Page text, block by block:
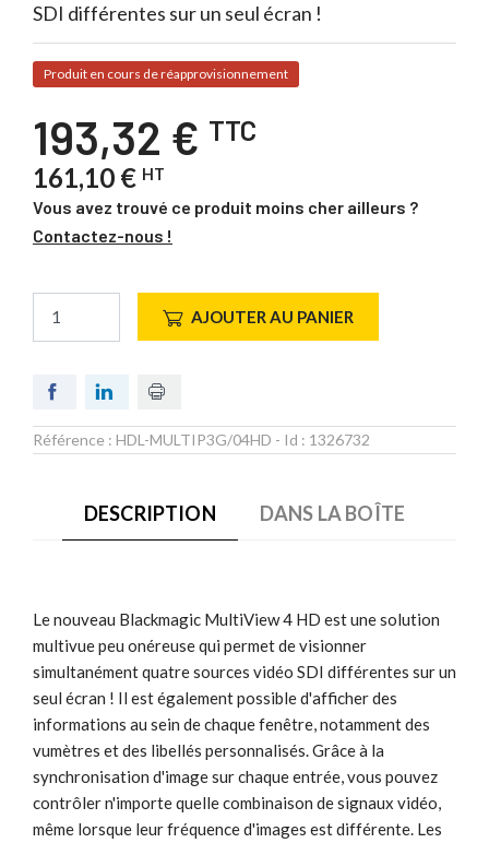
SDI différentes sur un seul écran !
Produit en cours de réapprovisionnement
193,32 € TTC
161,10 € HT
Vous avez trouvé ce produit moins cher ailleurs ?
Contactez-nous !
AJOUTER AU PANIER
Référence : HDL-MULTIP3G/04HD - Id : 1326732
DESCRIPTION DANS LA BOÎTE
Le nouveau Blackmagic MultiView 4 HD est une solution
multivue peu onéreuse qui permet de visionner
simultanément quatre sources vidéo SDI différentes sur un
seul écran ! Il est également possible d'afficher des
informations au sein de chaque fenêtre, notamment des
vumètres et des libellés personnalisés. Grâce à la
synchronisation d'image sur chaque entrée, vous pouvez
contrôler n'importe quelle combinaison de signaux vidéo,
même lorsque leur fréquence d'images est différente. Les